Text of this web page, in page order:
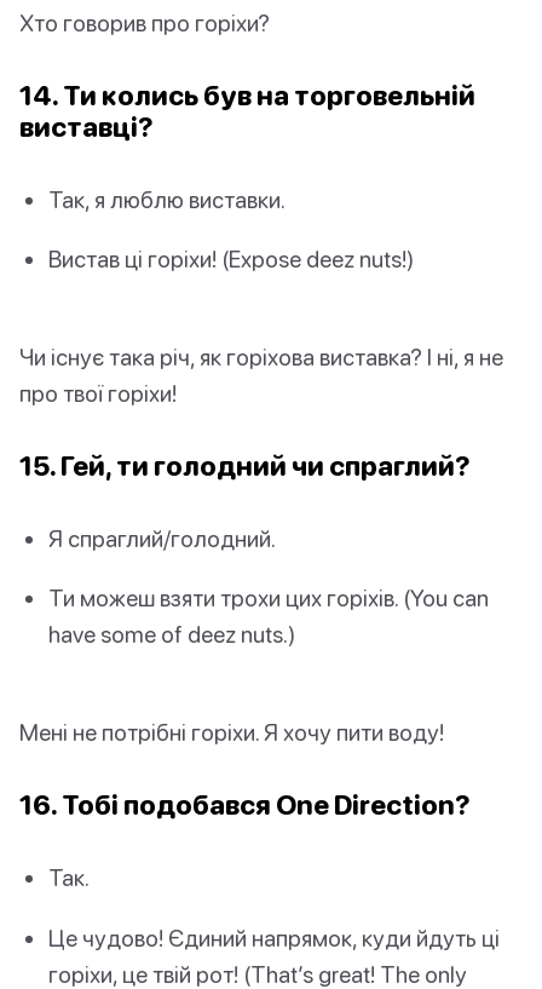
Хто говорив про горіхи?
14. Ти колись був на торговельній
виставці?
Так, я люблю виставки.
Вистав ці горіхи! (Expose deez nuts!)
Чи існує така річ, як горіхова виставка? І ні, я не
про твої горіхи!
15. Гей, ти голодний чи спраглий?
Я спраглий/голодний.
Ти можеш взяти трохи цих горіхів. (You can
have some of deez nuts.)
Мені не потрібні горіхи. Я хочу пити воду!
16. Тобі подобався One Direction?
Так.
Це чудово! Єдиний напрямок, куди йдуть ці
горіхи, це твій рот! (That’s great! The only